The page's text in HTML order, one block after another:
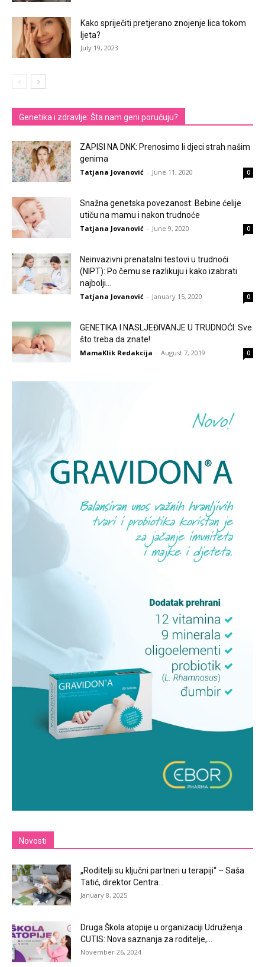
Kako spriječiti pretjerano znojenje lica tokom
ljeta?
July 19, 2023
Genetika i zdravlje: Šta nam geni poručuju?
ZAPISI NA DNK: Prenosimo li djeci strah našim
genima
Tatjana Jovanović - June 11, 2020 0
Snažna genetska povezanost: Bebine ćelije
utiču na mamu i nakon trudnoće
Tatjana Jovanović - June 9, 2020 0
Neinvazivni prenatalni testovi u trudnoći
(NIPT): Po čemu se razlikuju i kako izabrati
najbolji...
Tatjana Jovanović - January 15, 2020 0
GENETIKA I NASLJEĐIVANJE U TRUDNOĆI: Sve
što treba da znate!
MamaKlik Redakcija - August 7, 2019 0
Novosti
„Roditelji su ključni partneri u terapiji“ – Saša
Tatić, direktor Centra...
January 8, 2025
Druga Škola atopije u organizaciji Udruženja
CUTIS: Nova saznanja za roditelje,...
November 26, 2024